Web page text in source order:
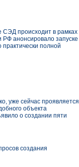
СЭД происходит в рамках
анонсировало запуске
полной
уже сейчас проявляется
объекта
о создании пяти
создания